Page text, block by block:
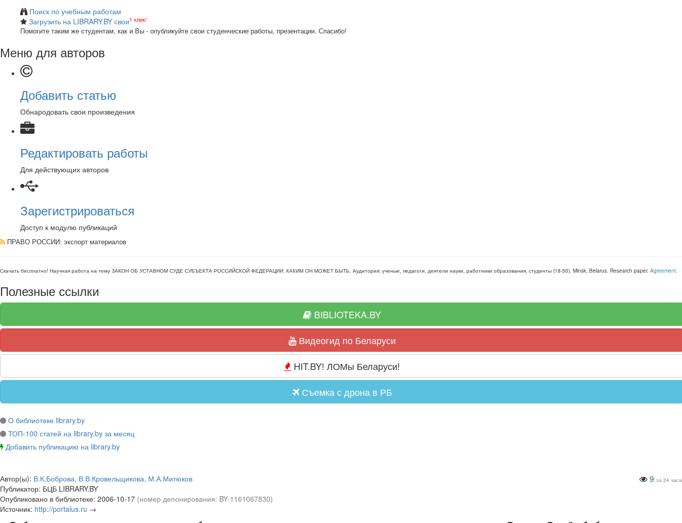
Поиск по учебным работам
Загрузить на LIBRARY.BY свои1 клик!
Помогите таким же студентам, как и Вы - опубликуйте свои студенческие работы, презентации. Спасибо!
Меню для авторов
Добавить статью
Обнародовать свои произведения
Редактировать работы
Для действующих авторов
Зарегистрироваться
Доступ к модулю публикаций
ПРАВО РОССИИ: экспорт материалов
Скачать бесплатно! Научная работа на тему ЗАКОН ОБ УСТАВНОМ СУДЕ СУБЪЕКТА РОССИЙСКОЙ ФЕДЕРАЦИИ: КАКИМ ОН МОЖЕТ БЫТЬ. Аудитория: ученые, педагоги, деятели науки, работники образования, студенты (18-50). Minsk, Belarus. Research paper. Agreement.
Полезные ссылки
BIBLIOTEKA.BY
Видеогид по Беларуси
HIT.BY! ЛОМы Беларуси!
Съемка с дрона в РБ
О библиотеке library.by
ТОП-100 статей на library.by за месяц
Добавить публикацию на library.by
9 за 24 часа
Автор(ы): В.К.Боброва, В.В.Кровельщикова, М.А.Митюков
Публикатор: БЦБ LIBRARY.BY
Опубликовано в библиотеке: 2006-10-17 (номер депонирования: BY-1161067830)
Источник: http://portalus.ru →